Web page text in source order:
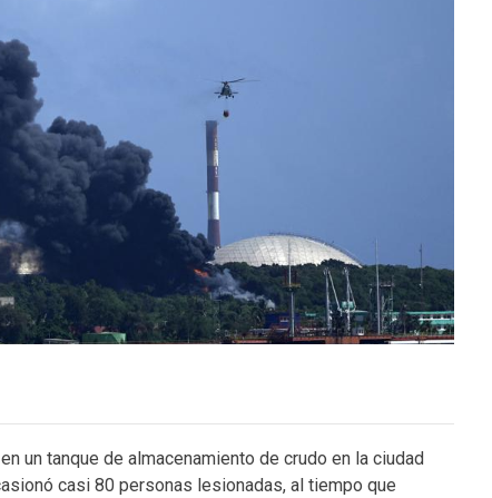
un tanque de almacenamiento de crudo en la ciudad
casi 80 personas lesionadas, al tiempo que